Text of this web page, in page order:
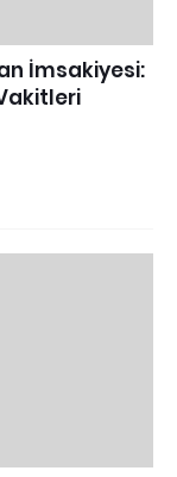
İmsakiyesi: